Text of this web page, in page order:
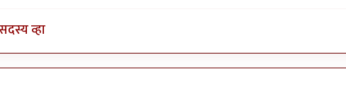
व्हा